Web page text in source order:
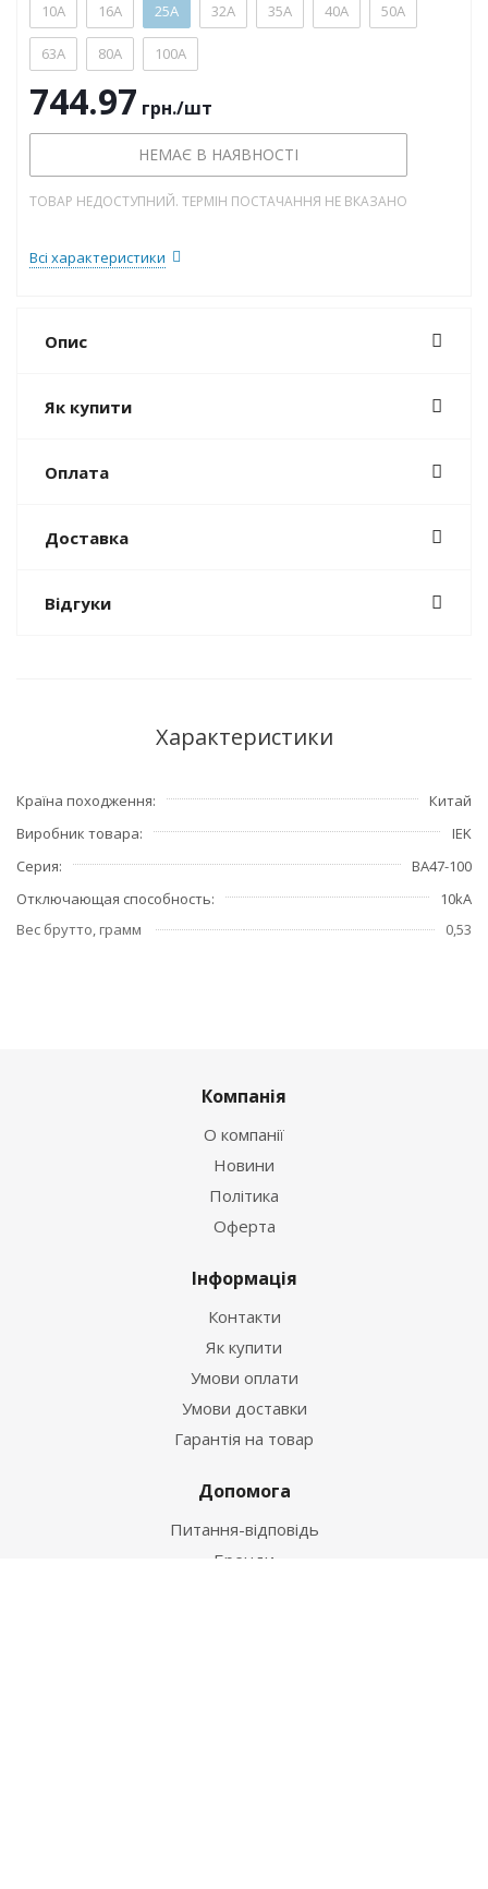
10А
16А 25А 32А 35А 40А 50А
63А 80А 100А
744.97 грн./шт
НЕМАЄ В НАЯВНОСТІ
ТОВАР НЕДОСТУПНИЙ. ТЕРМІН ПОСТАЧАННЯ НЕ ВКАЗАНО
Всі характеристики
Опис
Як купити
Оплата
Доставка
Відгуки
Характеристики
Країна походження
Китай
Виробник товара
IEK
Серия
ВА47-100
Отключающая способность
10kA
Вес брутто, грамм
0,53
Компанія
О компанії
Новини
Політика
Оферта
Інформація
Контакти
Як купити
Умови оплати
Умови доставки
Гарантія на товар
Допомога
Питання-відповідь
Бренди